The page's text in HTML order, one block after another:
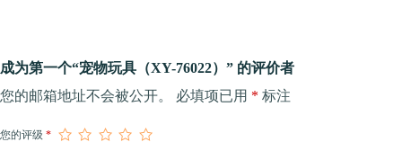
成为第一个“宠物玩具（XY-76022）” 的评价者
您的邮箱地址不会被公开。
必填项已用 * 标注
您的评级 *